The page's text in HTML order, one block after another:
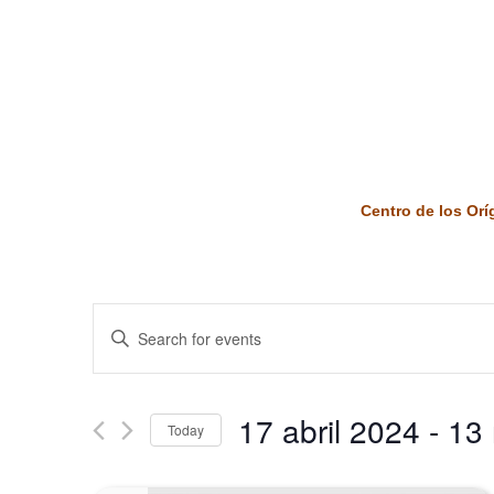
Centro de los
Events
Search
and
Views
Enter
Keyword.
Search
Events
Keyword.
Today 17 abril 2024 - 13